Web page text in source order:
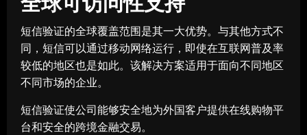
短信验证的全球覆盖范围是其一大优势。与其他方式不
同，短信可以通过移动网络运行，即使在互联网普及率
较低的地区也是如此。该解决方案适用于面向不同地区
不同市场的企业。
短信验证使公司能够安全地为外国客户提供在线购物平
台和安全的跨境金融交易。